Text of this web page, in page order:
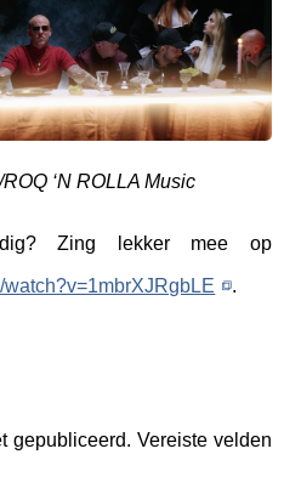
‘N ROLLA Music
Zing lekker mee op
.
gepubliceerd. Vereiste velden